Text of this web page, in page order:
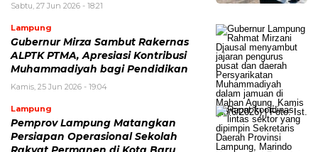
Sabtu, 27 Jun 2026 - 18:21
Lampung
Gubernur Mirza Sambut Rakernas
ALPTK PTMA, Apresiasi Kontribusi
Muhammadiyah bagi Pendidikan
Kamis, 25 Jun 2026 - 19:04
Lampung
Pemprov Lampung Matangkan
Persiapan Operasional Sekolah